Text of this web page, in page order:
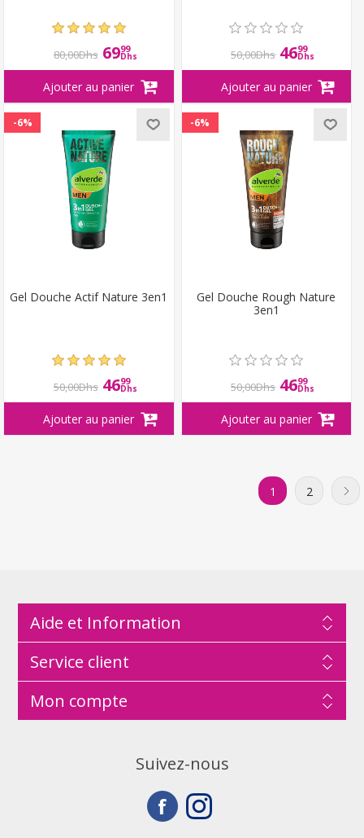
80,00Dhs 6999
Dhs 50,00Dhs 4699
Dhs
-6%
Gel Douche Actif Nature 3en1
50,00Dhs 4699
Dhs
-6%
Gel Douche Rough Nature
3en1
50,00Dhs 4699
Dhs
1 2
Aide et Information
Service client
Mon compte
Suivez-nous